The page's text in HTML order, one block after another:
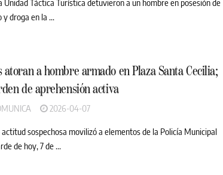
Unidad Táctica Turística detuvieron a un hombre en posesión de
droga en la ...
a hombre armado en Plaza Santa Cecilia;
de aprehensión activa
2026-04-07
actitud sospechosa movilizó a elementos de la Policía Municipal
de hoy, 7 de ...